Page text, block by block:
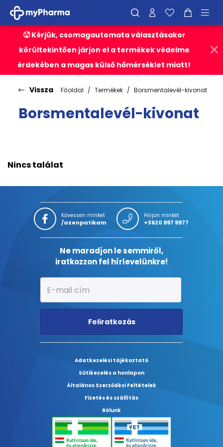
🥵 Kérjük, csomagautomata választásakor
körültekintően járjon el a termékek védelme
érdekében a magas külső hőmérséklet miatt!
Vissza Főoldal Termékek Borsmentalevél-kivonat
Borsmentalevél-kivonat
Nincs találat
Kövessen minket
/azenpatikam
Hívjon minket
+3620 997 9977
Ne maradjon le semmiről,
iratkozzon fel hírlevelünkre!
Feliratkozás
Adatkezelési tájékoztató
Sütikezelés a honlapon
Általános Szerződési Feltételek
Fizetés és szállítás
Rólunk